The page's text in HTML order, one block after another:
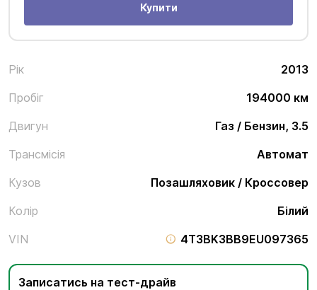
Рік
2013
Пробіг
194000 км
Двигун
Газ / Бензин, 3.5
Трансмісія
Автомат
Кузов
Позашляховик / Кроссовер
Колір
Білий
VIN
4T3BK3BB9EU097365
Записатись на тест-драйв
Купити